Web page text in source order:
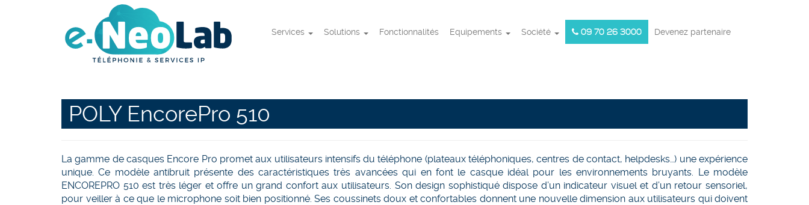
Services Solutions Fonctionnalités Equipements Société 09 70 26 3000 Devenez partenaire
POLY EncorePro 510
La gamme de casques Encore Pro promet aux utilisateurs intensifs du téléphone (plateaux téléphoniques, centres de contact, helpdesks…) une expérience
unique. Ce modèle antibruit présente des caractéristiques très avancées qui en font le casque idéal pour les environnements bruyants. Le modèle
ENCOREPRO 510 est très léger et offre un grand confort aux utilisateurs. Son design sophistiqué dispose d’un indicateur visuel et d’un retour sensoriel,
pour veiller à ce que le microphone soit bien positionné. Ses coussinets doux et confortables donnent une nouvelle dimension aux utilisateurs qui doivent